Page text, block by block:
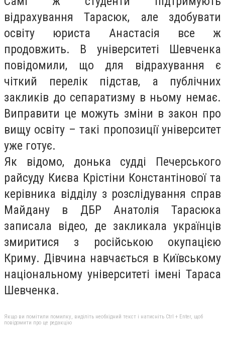
відрахування Тарасюк, але здобувати
освіту юриста Анастасія все ж
продовжить. В університеті Шевченка
повідомили, що для відрахування є
чіткий перелік підстав, а публічних
закликів до сепаратизму в ньому немає.
Виправити це можуть зміни в закон про
вищу освіту – такі пропозиції університет
уже готує.
Як відомо, донька судді Печерського
райсуду Києва Крістіни Константінової та
керівника відділу з розслідування справ
Майдану в ДБР Анатолія Тарасюка
записала відео, де закликала українців
змиритися з російською окупацією
Криму. Дівчина навчається в Київському
національному університеті імені Тараса
Шевченка.
Якщо ви помітили помилку, виділіть необхідний текст і натисніть Ctrl + Enter, щоб
повідомити про це редакцію